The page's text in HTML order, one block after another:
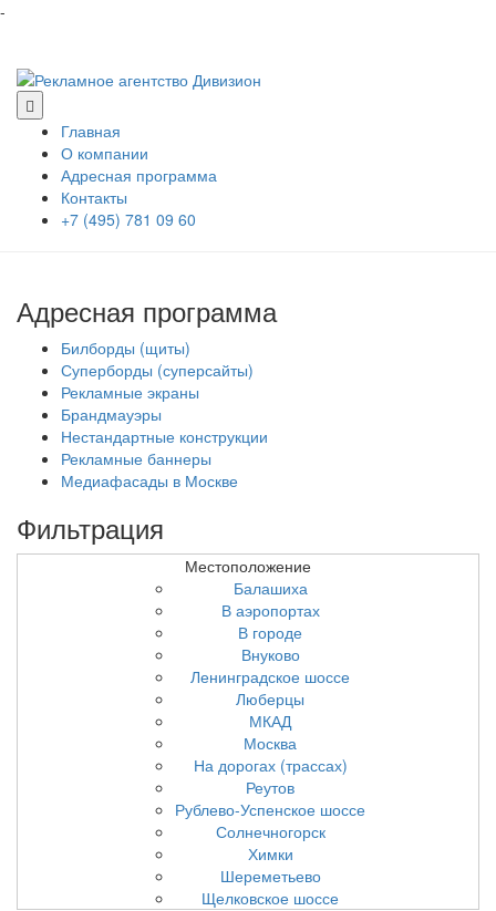
-
Главная
О компании
Адресная программа
Контакты
+7 (495) 781 09 60
Адресная программа
Билборды (щиты)
Суперборды (суперсайты)
Рекламные экраны
Брандмауэры
Нестандартные конструкции
Рекламные баннеры
Медиафасады в Москве
Фильтрация
Местоположение
Балашиха
В аэропортах
В городе
Внуково
Ленинградское шоссе
Люберцы
МКАД
Москва
На дорогах (трассах)
Реутов
Рублево-Успенское шоссе
Солнечногорск
Химки
Шереметьево
Щелковское шоссе